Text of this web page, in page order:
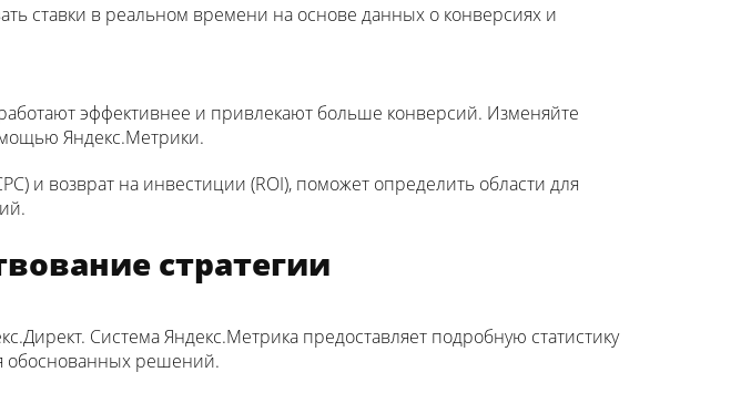
ставки в реальном времени на основе данных о конверсиях и
эффективнее и привлекают больше конверсий. Изменяйте
Яндекс.Метрики.
и возврат на инвестиции (ROI), поможет определить области для
стратегии
Система Яндекс.Метрика предоставляет подробную статистику
обоснованных решений.